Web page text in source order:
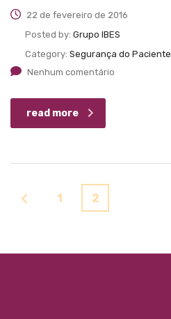
22 de fevereiro de 2016
Posted by: Grupo IBES
Category: Segurança do Paciente
Nenhum comentário
read more
1 2